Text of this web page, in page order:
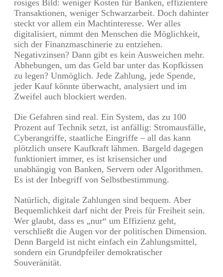
rosiges Bild: weniger Kosten für Banken, effizientere
Transaktionen, weniger Schwarzarbeit. Doch dahinter
steckt vor allem ein Machtinteresse. Wer alles
digitalisiert, nimmt den Menschen die Möglichkeit,
sich der Finanzmaschinerie zu entziehen.
Negativzinsen? Dann gibt es kein Ausweichen mehr.
Abhebungen, um das Geld bar unter das Kopfkissen
zu legen? Unmöglich. Jede Zahlung, jede Spende,
jeder Kauf könnte überwacht, analysiert und im
Zweifel auch blockiert werden.
Die Gefahren sind real. Ein System, das zu 100
Prozent auf Technik setzt, ist anfällig: Stromausfälle,
Cyberangriffe, staatliche Eingriffe – all das kann
plötzlich unsere Kaufkraft lähmen. Bargeld dagegen
funktioniert immer, es ist krisensicher und
unabhängig von Banken, Servern oder Algorithmen.
Es ist der Inbegriff von Selbstbestimmung.
Natürlich, digitale Zahlungen sind bequem. Aber
Bequemlichkeit darf nicht der Preis für Freiheit sein.
Wer glaubt, dass es „nur“ um Effizienz geht,
verschließt die Augen vor der politischen Dimension.
Denn Bargeld ist nicht einfach ein Zahlungsmittel,
sondern ein Grundpfeiler demokratischer
Souveränität.